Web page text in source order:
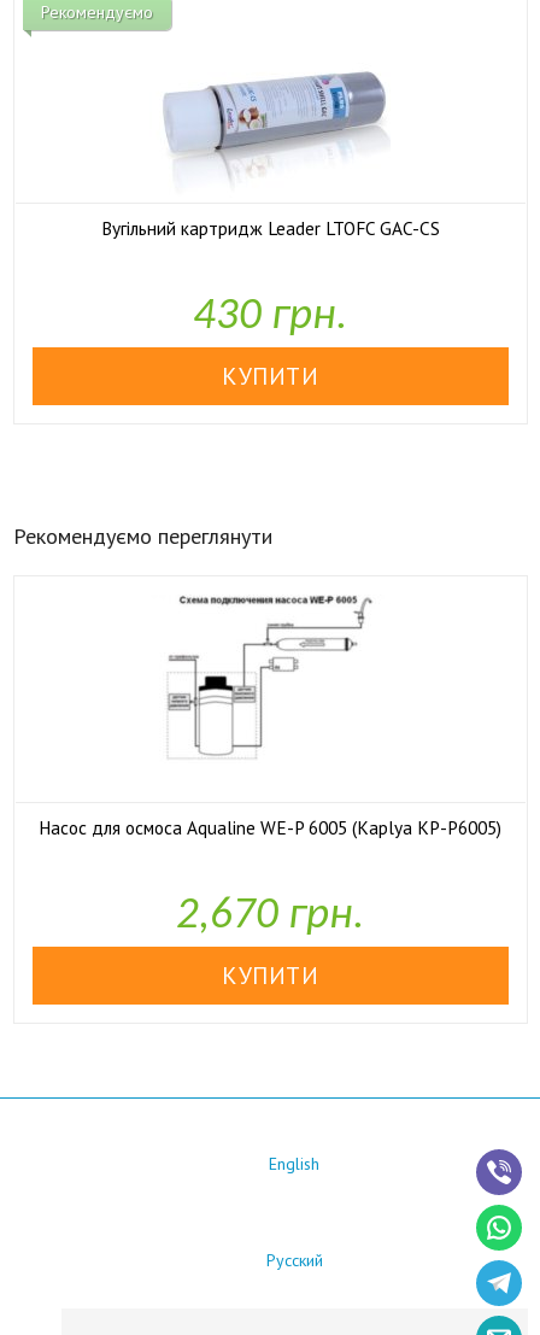
Рекомендуємо
Вугільний картридж Leader LTOFC GAC-CS
430 грн.
Рекомендуємо переглянути
Насос для осмоса Aqualine WE-P 6005 (Kaplya KP-P6005)
2,670 грн.
English
Русский